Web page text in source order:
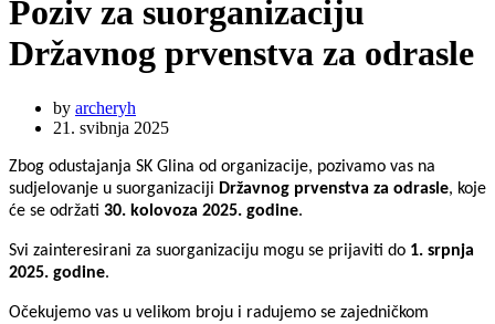
Poziv za suorganizaciju
Državnog prvenstva za odrasle
by archeryh
21. svibnja 2025
Zbog odustajanja SK Glina od organizacije, pozivamo vas na
sudjelovanje u suorganizaciji Državnog prvenstva za odrasle, koje
će se održati 30. kolovoza 2025. godine.
Svi zainteresirani za suorganizaciju mogu se prijaviti do 1. srpnja
2025. godine.
Očekujemo vas u velikom broju i radujemo se zajedničkom